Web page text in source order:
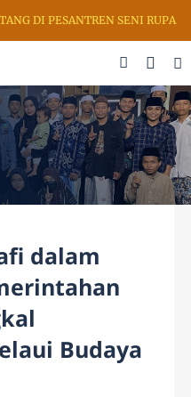
PESANTREN SENI RUPA &
dalam
Budaya